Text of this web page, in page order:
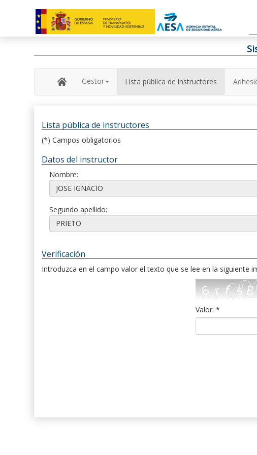
Gestor Lista pública de instructores
Lista pública de instructores
(*) Campos obligatorios
Datos del instructor
Nombre:
Segundo apellido:
Verificación
Introduzca en el campo valor el texto que se lee en la siguiente
Valor: *